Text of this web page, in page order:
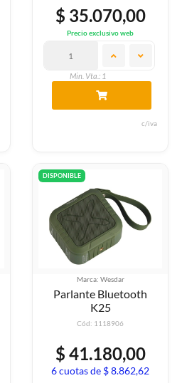
$ 35.070,00
Precio exclusivo web
Min. Vta.: 1
c/iva
DISPONIBLE
Marca: Wesdar
Parlante Bluetooth
K25
Cód: 1118906
$ 41.180,00
6 cuotas de $ 8.862,62